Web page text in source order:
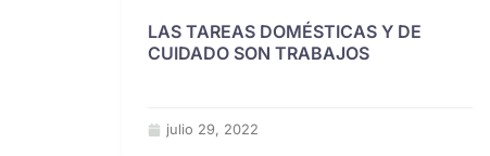
LAS TAREAS DOMÉSTICAS Y DE
CUIDADO SON TRABAJOS
julio 29, 2022